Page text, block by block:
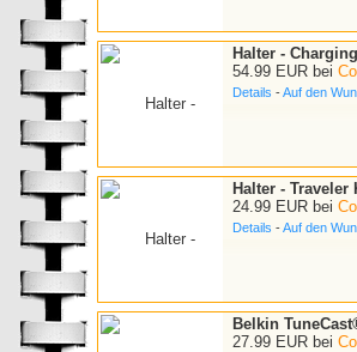
Halter -
54.99 EUR bei
Details -Auf den
Halter -
24.99 EUR bei
Details -Auf den
Belkin
27.99 EUR bei